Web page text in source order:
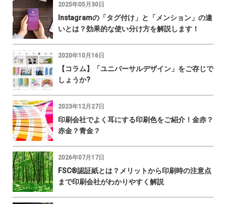
2025年05月30日
Instagramの「タグ付け」と「メンション」の違
いとは？効果的な使い分け方を解説します！
2020年10月16日
【コラム】「ユニバーサルデザイン」をご存じで
しょうか?
2023年12月27日
印刷会社でよく耳にする印刷色をご紹介！金赤？
赤金？青金？
2026年07月17日
FSC®認証紙とは？メリットから印刷時の注意点
まで印刷会社がわかりやすく解説